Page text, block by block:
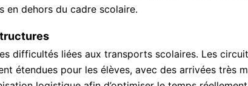
dehors du cadre scolaire.
difficultés liées aux transports scolaires. Les
étendues pour les élèves, avec des arrivées très
logistique afin d’optimiser le temps